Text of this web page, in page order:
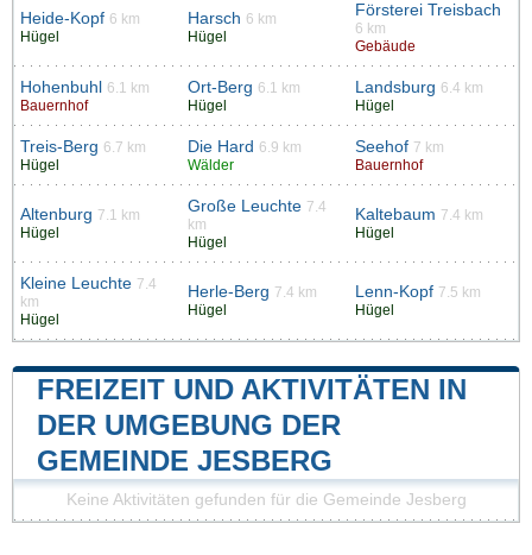
Heide-Kopf 6 km
Hügel
Harsch 6 km
Hügel
Försterei Treisbach
6 km
Gebäude
Hohenbuhl
6.1 km
Bauernhof
Ort-Berg 6.1 km
Hügel
Landsburg 6.4 km
Hügel
Treis-Berg 6.7 km
Hügel
Die Hard 6.9 km
Wälder
Seehof 7 km
Bauernhof
Altenburg 7.1 km
Hügel
Große Leuchte 7.4
km
Hügel
Kaltebaum 7.4 km
Hügel
Kleine Leuchte 7.4
km
Hügel
Herle-Berg 7.4 km
Hügel
Lenn-Kopf 7.5 km
Hügel
FREIZEIT UND AKTIVITÄTEN IN
DER UMGEBUNG DER
GEMEINDE JESBERG
Keine Aktivitäten gefunden für die Gemeinde Jesberg